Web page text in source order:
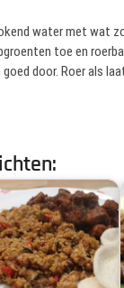
water met wat
toe en
door. Roer als